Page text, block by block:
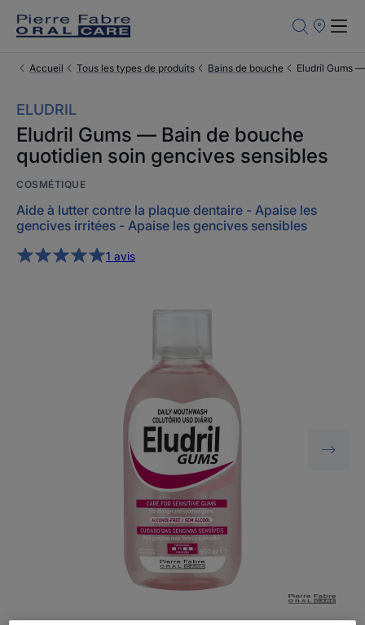
Points
Accueil
Tous les types de produits Bains de bouche Eludril Gums
ELUDRIL
Eludril Gums — Bain de bouche
quotidien soin gencives sensibles
COSMÉTIQUE
Aide à lutter contre la plaque dentaire - Apaise les
gencives irritées - Apaise les gencives sensibles
1 avis